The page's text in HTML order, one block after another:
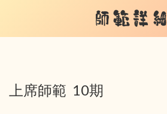
師範詳細
上席師範 10期